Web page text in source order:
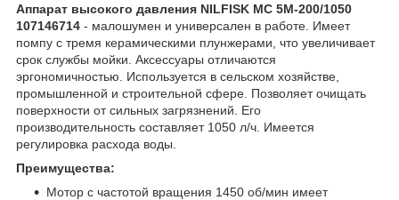
Аппарат высокого давления NILFISK MC 5M-200/1050
107146714 - малошумен и универсален в работе. Имеет
помпу с тремя керамическими плунжерами, что увеличивает
срок службы мойки. Аксессуары отличаются
эргономичностью. Используется в сельском хозяйстве,
промышленной и строительной сфере. Позволяет очищать
поверхности от сильных загрязнений. Его
производительность составляет 1050 л/ч. Имеется
регулировка расхода воды.
Преимущества:
Мотор с частотой вращения 1450 об/мин имеет